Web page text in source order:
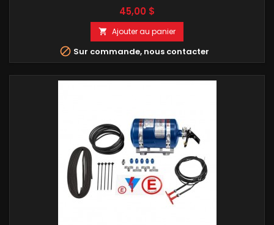
Prix
45,00 $
 Ajouter au panier
 Sur commande, nous contacter